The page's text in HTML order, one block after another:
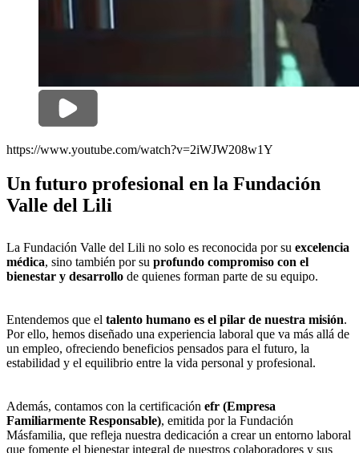
https://www.youtube.com/watch?v=2iWJW208w1Y
Un futuro profesional en la Fundación
Valle del Lili
La Fundación Valle del Lili no solo es reconocida por su excelencia
médica, sino también por su profundo compromiso con el
bienestar y desarrollo de quienes forman parte de su equipo.
Entendemos que el talento humano es el pilar de nuestra misión.
Por ello, hemos diseñado una experiencia laboral que va más allá de
un empleo, ofreciendo beneficios pensados para el futuro, la
estabilidad y el equilibrio entre la vida personal y profesional.
Además, contamos con la certificación efr (Empresa
Familiarmente Responsable), emitida por la Fundación
Másfamilia, que refleja nuestra dedicación a crear un entorno laboral
que fomente el bienestar integral de nuestros colaboradores y sus